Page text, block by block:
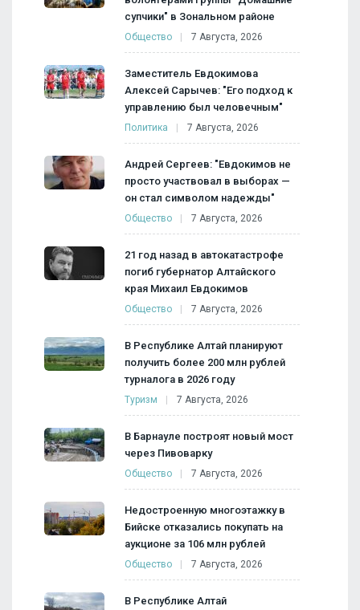
супчики" в Зональном районе
Общество 7 Августа, 2026
Заместитель Евдокимова
Алексей Сарычев: "Его подход к
управлению был человечным"
Политика 7 Августа, 2026
Андрей Сергеев: "Евдокимов не
просто участвовал в выборах —
он стал символом надежды"
Общество 7 Августа, 2026
21 год назад в автокатастрофе
погиб губернатор Алтайского
края Михаил Евдокимов
Общество 7 Августа, 2026
В Республике Алтай планируют
получить более 200 млн рублей
турналога в 2026 году
Туризм 7 Августа, 2026
В Барнауле построят новый мост
через Пивоварку
Общество 7 Августа, 2026
Недостроенную многоэтажку в
Бийске отказались покупать на
аукционе за 106 млн рублей
Общество 7 Августа, 2026
В Республике Алтай